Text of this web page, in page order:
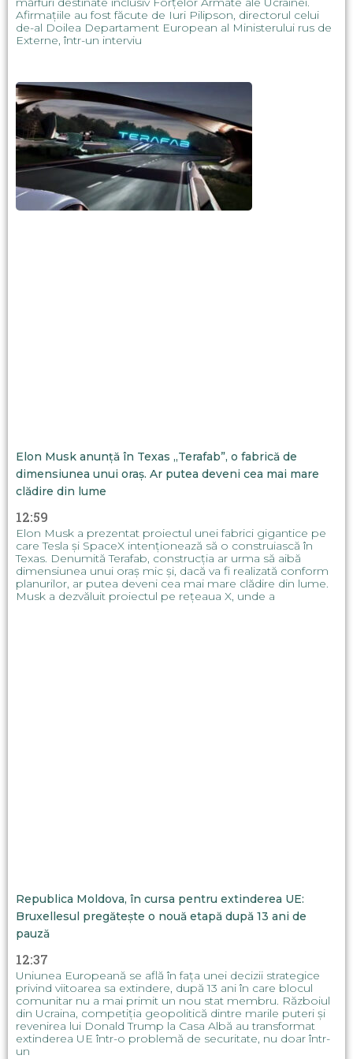
Afirmațiile au fost făcute de Iuri Pilipson, directorul celui
de-al Doilea Departament European al Ministerului rus de
Externe, într-un interviu
Elon Musk anunță în Texas „Terafab”, o fabrică de
dimensiunea unui oraș. Ar putea deveni cea mai mare
clădire din lume
12:59
Elon Musk a prezentat proiectul unei fabrici gigantice pe
care Tesla și SpaceX intenționează să o construiască în
Texas. Denumită Terafab, construcția ar urma să aibă
dimensiunea unui oraș mic și, dacă va fi realizată conform
planurilor, ar putea deveni cea mai mare clădire din lume.
Musk a dezvăluit proiectul pe rețeaua X, unde a
Republica Moldova, în cursa pentru extinderea UE:
Bruxellesul pregătește o nouă etapă după 13 ani de
pauză
12:37
Uniunea Europeană se află în fața unei decizii strategice
privind viitoarea sa extindere, după 13 ani în care blocul
comunitar nu a mai primit un nou stat membru. Războiul
din Ucraina, competiția geopolitică dintre marile puteri și
revenirea lui Donald Trump la Casa Albă au transformat
extinderea UE într-o problemă de securitate, nu doar într-
un